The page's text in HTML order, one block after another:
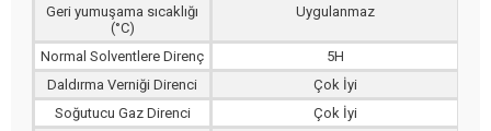
Geri yumuşama sıcaklığı
(°C)
Uygulanmaz
Normal Solventlere Direnç
5H
Daldırma Verniği Direnci
Çok İyi
Soğutucu Gaz Direnci
Çok İyi